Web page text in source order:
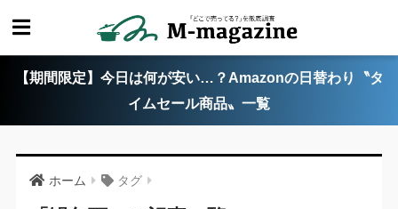
【期間限定】今日は何が安い…？Amazonの日替わり〝タ
イムセール商品〟一覧
ホーム タグ